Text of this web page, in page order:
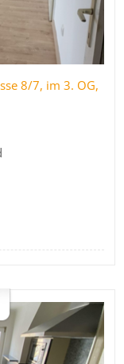
8/7, im 3. OG,